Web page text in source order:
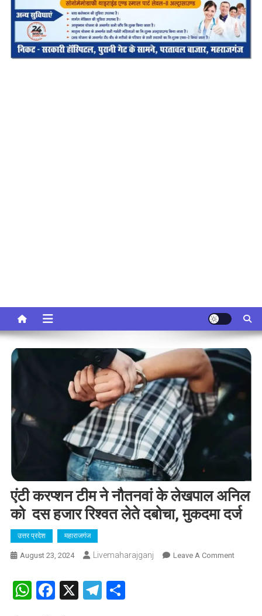
एंटी करप्शन टीम ने नौतनवां के लेखपाल अनिल
को दस हजार रिश्वत लेते दबोचा, मुकदमा दर्ज
उत्तर प्रदेश महाराजगंज
August 23, 2024 Livemaharajganj Leave A CommentOn
WhatsApp
Facebook
X Telegram